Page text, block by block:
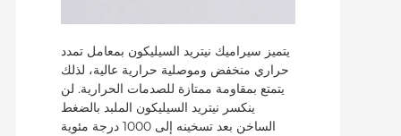
يتميز سيراميك نيتريد السيليكون بمعامل تمدد
حراري منخفض وموصلية حرارية عالية، لذلك
يتمتع بمقاومة ممتازة للصدمات الحرارية. لن
ينكسر نيتريد السيليكون الملبد بالضغط
الساخن بعد تسخينه إلى 1000 درجة مئوية